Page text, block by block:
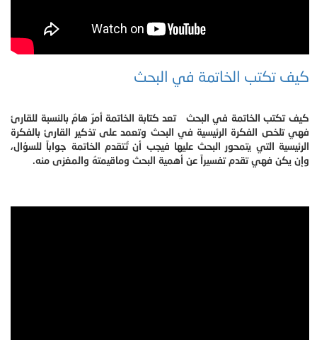
كيف تكتب الخاتمة في البحث
كيف تكتب الخاتمة في البحث تعد كتابة الخاتمة أمرٌ هامٌ بالنسبة للقارئ
فهي تلخص الفكرة الرئيسية في البحث وتعمد على تذكير القارئ بالفكرة
الرئيسية التي يتمحور البحث عليها فيجب أن تُتقدم الخاتمة جواباً للسؤال،
وإن يكن فهي تقدم تفسيراً عن أهمية البحث وماقيمتهُ والمغزى منه.